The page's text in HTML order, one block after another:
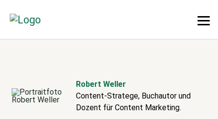
Robert Weller
Content-Stratege, Buchautor und
Dozent für Content Marketing.